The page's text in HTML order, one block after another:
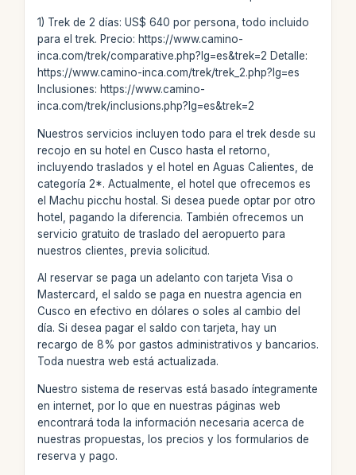
1) Trek de 2 días: US$ 640 por persona, todo incluido
para el trek. Precio: https://www.camino-
inca.com/trek/comparative.php?lg=es&trek=2 Detalle:
https://www.camino-inca.com/trek/trek_2.php?lg=es
Inclusiones: https://www.camino-
inca.com/trek/inclusions.php?lg=es&trek=2
Nuestros servicios incluyen todo para el trek desde su
recojo en su hotel en Cusco hasta el retorno,
incluyendo traslados y el hotel en Aguas Calientes, de
categoría 2*. Actualmente, el hotel que ofrecemos es
el Machu picchu hostal. Si desea puede optar por otro
hotel, pagando la diferencia. También ofrecemos un
servicio gratuito de traslado del aeropuerto para
nuestros clientes, previa solicitud.
Al reservar se paga un adelanto con tarjeta Visa o
Mastercard, el saldo se paga en nuestra agencia en
Cusco en efectivo en dólares o soles al cambio del
día. Si desea pagar el saldo con tarjeta, hay un
recargo de 8% por gastos administrativos y bancarios.
Toda nuestra web está actualizada.
Nuestro sistema de reservas está basado íntegramente
en internet, por lo que en nuestras páginas web
encontrará toda la información necesaria acerca de
nuestras propuestas, los precios y los formularios de
reserva y pago.